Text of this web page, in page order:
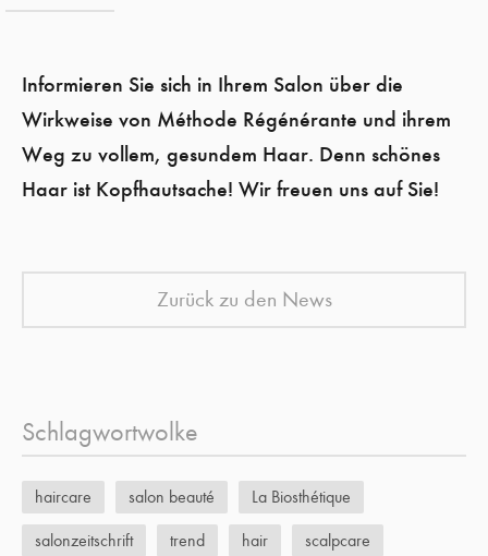
Informieren Sie sich in Ihrem Salon über die
Wirkweise von Méthode Régénérante und ihrem
Weg zu vollem, gesundem Haar. Denn schönes
Haar ist Kopfhautsache! Wir freuen uns auf Sie!
Zurück zu den News
Schlagwortwolke
haircare salon beauté La Biosthétique
salonzeitschrift trend hair scalpcare